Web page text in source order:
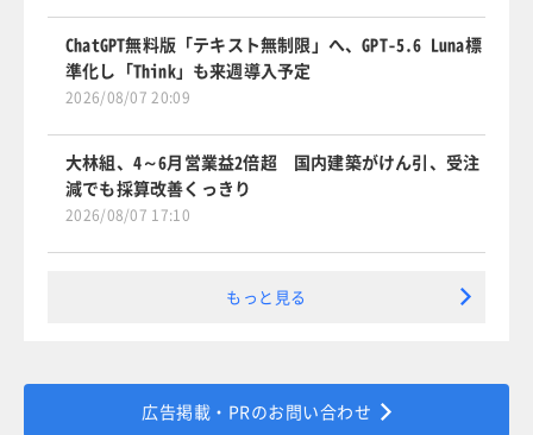
ChatGPT無料版「テキスト無制限」へ、GPT-5.6 Luna標
準化し「Think」も来週導入予定
2026/08/07 20:09
大林組、4～6月営業益2倍超 国内建築がけん引、受注
減でも採算改善くっきり
2026/08/07 17:10
もっと見る
広告掲載・PRのお問い合わせ